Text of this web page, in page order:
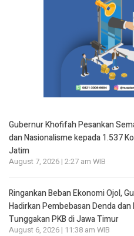
Gubernur Khofifah Pesankan
dan Nasionalisme kepada 1.537
Jatim
August 7, 2026 | 2:27 am WIB
Ringankan Beban Ekonomi Ojol,
Hadirkan Pembebasan Denda dan
Tunggakan PKB di Jawa Timur
August 6, 2026 | 11:38 am WIB